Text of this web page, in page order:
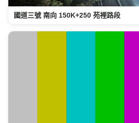
國道三號 南向 150K+250 苑裡路段